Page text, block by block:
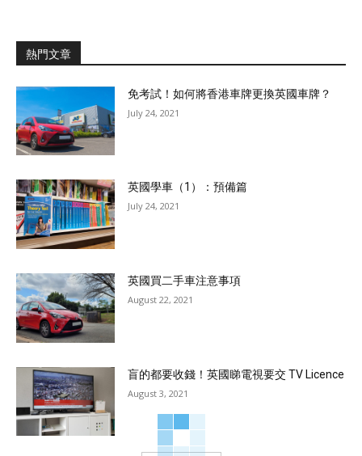
熱門文章
免考試！如何將香港車牌更換英國車牌？
July 24, 2021
英國學車（1）：預備篇
July 24, 2021
英國買二手車注意事項
August 22, 2021
盲的都要收錢！英國睇電視要交 TV Licence
August 3, 2021